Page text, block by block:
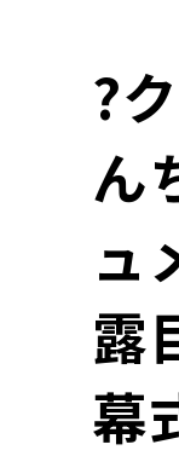
?
ん
ュ
露
幕